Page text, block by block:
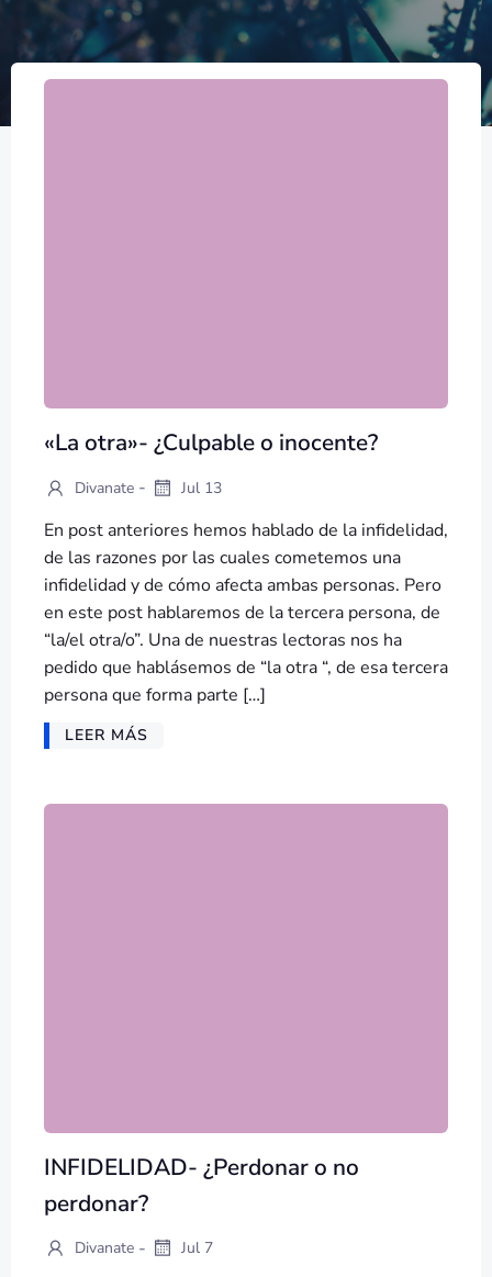
«La otra»- ¿Culpable o inocente?
Divanate - Jul 13
En post anteriores hemos hablado de la infidelidad,
de las razones por las cuales cometemos una
infidelidad y de cómo afecta ambas personas. Pero
en este post hablaremos de la tercera persona, de
“la/el otra/o”. Una de nuestras lectoras nos ha
pedido que hablásemos de “la otra “, de esa tercera
persona que forma parte […]
LEER MÁS
INFIDELIDAD- ¿Perdonar o no
perdonar?
Divanate - Jul 7